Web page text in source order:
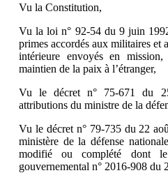
Vu la Constitution,
Vu la loi n° 92-54 du 9 juin
primes accordés aux militaires et
intérieure envoyés en
maintien de la paix à l’étranger,
Vu le décret n° 75-671 du
attributions du ministre de la
Vu le décret n° 79-735 du 22
ministère de la défense
modifié ou complété dont
gouvernemental n° 2016-908 du